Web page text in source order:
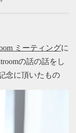
ミーティングに
の話の話をし
念に頂いたもの